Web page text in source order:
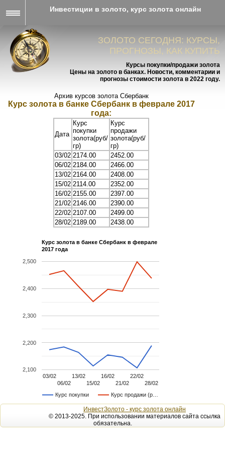
Инвестиции в золото, курс золота онлайн
ЗОЛОТО СЕГОДНЯ: КУРСЫ,
ПРОГНОЗЫ, КАК КУПИТЬ
Курсы покупки/продажи золота
Цены на золото в банках. Новости, комментарии и
прогнозы стоимости золота в 2022 году.
Архив курсов золота Сбербанк
Курс золота в банке Сбербанк в феврале 2017
года:
Дата
Курс
покупки
золота(руб/
гр)
Курс
продажи
золота(руб/
гр)
03/02 2174.00
2452.00
06/02 2184.00
2466.00
13/02 2164.00
2408.00
15/02 2114.00
2352.00
16/02 2155.00
2397.00
21/02 2146.00
2390.00
22/02 2107.00
2499.00
28/02 2189.00 2438.00
Курс золота в банке Сбербанк в феврале
2017 года
Курс покупки Курс продажи (р…
03/02
06/02
13/02
15/02
16/02
21/02
22/02
28/02
2,100
2,200
2,300
2,400
2,500
ИнвестЗолото - курс золота онлайн
© 2013-2025. При использовании материалов сайта ссылка
обязательна.